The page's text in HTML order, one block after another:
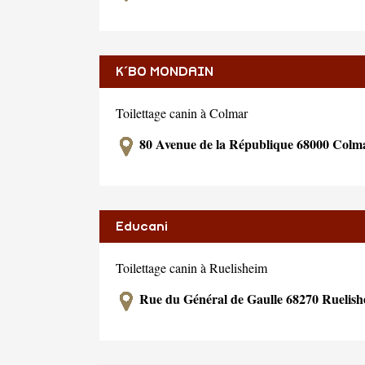
K´BO MONDAIN
Toilettage canin à Colmar
80 Avenue de la République 68000
Educani
Toilettage canin à Ruelisheim
Rue du Général de Gaulle 68270